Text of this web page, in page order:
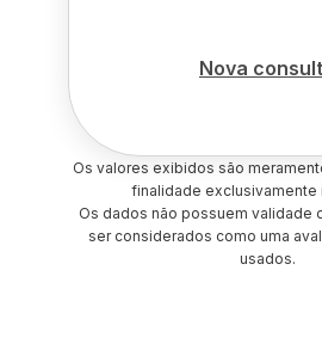
Nova
Os valores exibidos são
finalidade exclusivamente
Os dados não possuem validade
ser considerados como uma
usados.